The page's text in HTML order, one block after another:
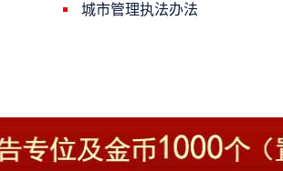
城市管理执法办法